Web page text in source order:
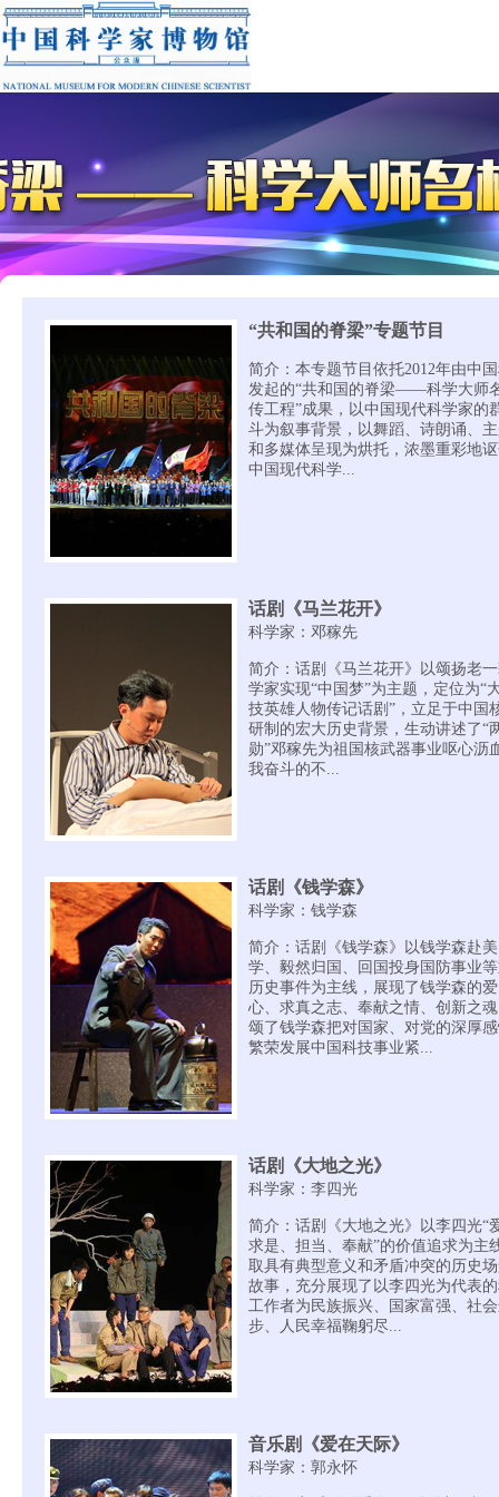
“共和国的脊梁”专题节目
简介：本专题节目依托2012年由中
发起的“共和国的脊梁——科学大师
传工程”成果，以中国现代科学家的
斗为叙事背景，以舞蹈、诗朗诵、
和多媒体呈现为烘托，浓墨重彩地
中国现代科学...
话剧《马兰花开》
科学家：邓稼先
简介：话剧《马兰花开》以颂扬老
学家实现“中国梦”为主题，定位为“
技英雄人物传记话剧”，立足于中国
研制的宏大历史背景，生动讲述了“
勋”邓稼先为祖国核武器事业呕心沥
我奋斗的不...
话剧《钱学森》
科学家：钱学森
简介：话剧《钱学森》以钱学森赴
学、毅然归国、回国投身国防事业
历史事件为主线，展现了钱学森的
心、求真之志、奉献之情、创新之
颂了钱学森把对国家、对党的深厚
繁荣发展中国科技事业紧...
话剧《大地之光》
科学家：李四光
简介：话剧《大地之光》以李四光“
求是、担当、奉献”的价值追求为主
取具有典型意义和矛盾冲突的历史
故事，充分展现了以李四光为代表
工作者为民族振兴、国家富强、社
步、人民幸福鞠躬尽...
音乐剧《爱在天际》
科学家：郭永怀